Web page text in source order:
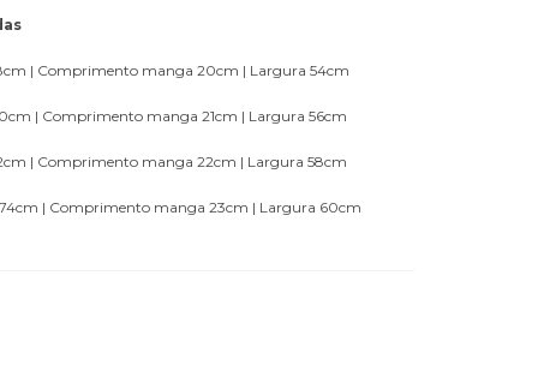
| Comprimento manga 20cm | Largura 54cm
| Comprimento manga 21cm | Largura 56cm
| Comprimento manga 22cm | Largura 58cm
| Comprimento manga 23cm | Largura 60cm